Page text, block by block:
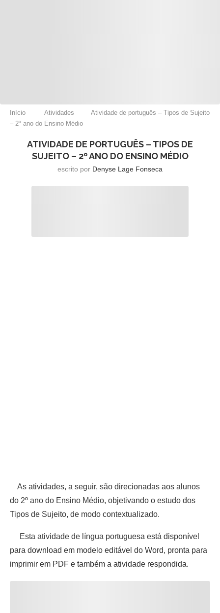
Início Atividades
Atividade de português – Tipos de Sujeito
– 2º ano do Ensino Médio
ATIVIDADE DE PORTUGUÊS – TIPOS DE
SUJEITO – 2º ANO DO ENSINO MÉDIO
escrito por Denyse Lage Fonseca
As atividades, a seguir, são direcionadas aos alunos
do 2º ano do Ensino Médio, objetivando o estudo dos
Tipos de Sujeito, de modo contextualizado.
Esta atividade de língua portuguesa está disponível
para download em modelo editável do Word, pronta para
imprimir em PDF e também a atividade respondida.